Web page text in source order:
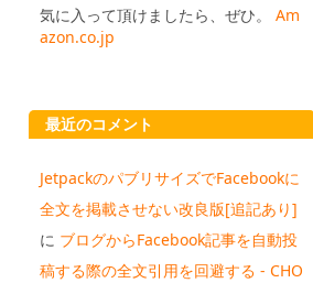
気に入って頂けましたら、ぜひ。 Am
azon.co.jp
最近のコメント
JetpackのパブリサイズでFacebookに
全文を掲載させない改良版[追記あり]
に ブログからFacebook記事を自動投
稿する際の全文引用を回避する - CHO